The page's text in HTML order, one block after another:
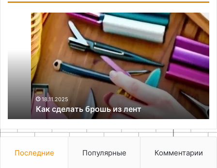
сделать
18.11.2025
Как сделать брошь из лент
и
Последние Популярные Комментарии